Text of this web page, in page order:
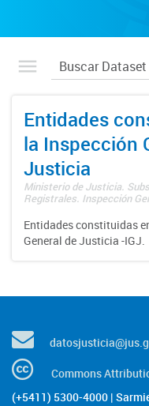
Entidades
la Inspección
Justicia
Ministerio de Justicia.
Registrales. Inspección
Entidades constituidas
General de Justicia -IGJ.
Commons
(+5411) 5300-4000 |